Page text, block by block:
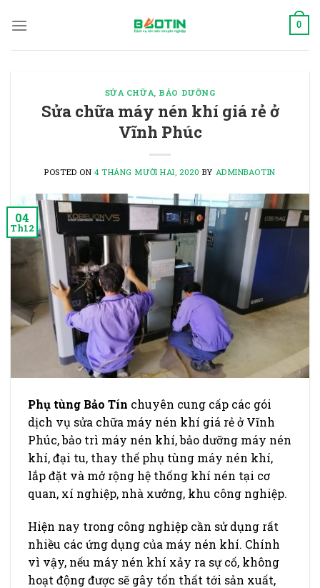
0
SỬA CHỮA, BẢO DƯỠNG
Sửa chữa máy nén khí giá rẻ ở
Vĩnh Phúc
POSTED ON 4 THÁNG MƯỜI HAI, 2020 BY ADMINBAOTIN
04
Th12
Phụ tùng Bảo Tín chuyên cung cấp các gói
dịch vụ sửa chữa máy nén khí giá rẻ ở Vĩnh
Phúc, bảo trì máy nén khí, bảo dưỡng máy nén
khí, đại tu, thay thế phụ tùng máy nén khí,
lắp đặt và mở rộng hệ thống khí nén tại cơ
quan, xí nghiệp, nhà xưởng, khu công nghiệp.
Hiện nay trong công nghiệp cần sử dụng rất
nhiều các ứng dụng của máy nén khí. Chính
vì vậy, nếu máy nén khí xảy ra sự cố, không
hoạt động được sẽ gây tổn thất tới sản xuất,